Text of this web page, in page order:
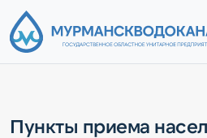
Пункты приема